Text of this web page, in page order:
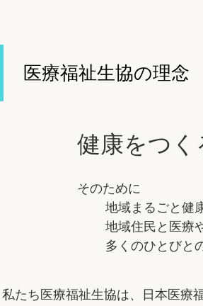
医療福祉生協の理念
健康をつく
そのために
地域まるごと健
地域住民と医療
多くのひとびと
私たち医療福祉生協は、日本医療